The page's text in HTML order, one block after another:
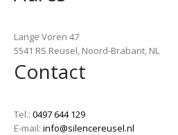
Lange Voren 47
5541 RS Reusel, Noord-Brabant, NL
Contact
Tel.: 0497 644 129
E-mail: info@silencereusel.nl